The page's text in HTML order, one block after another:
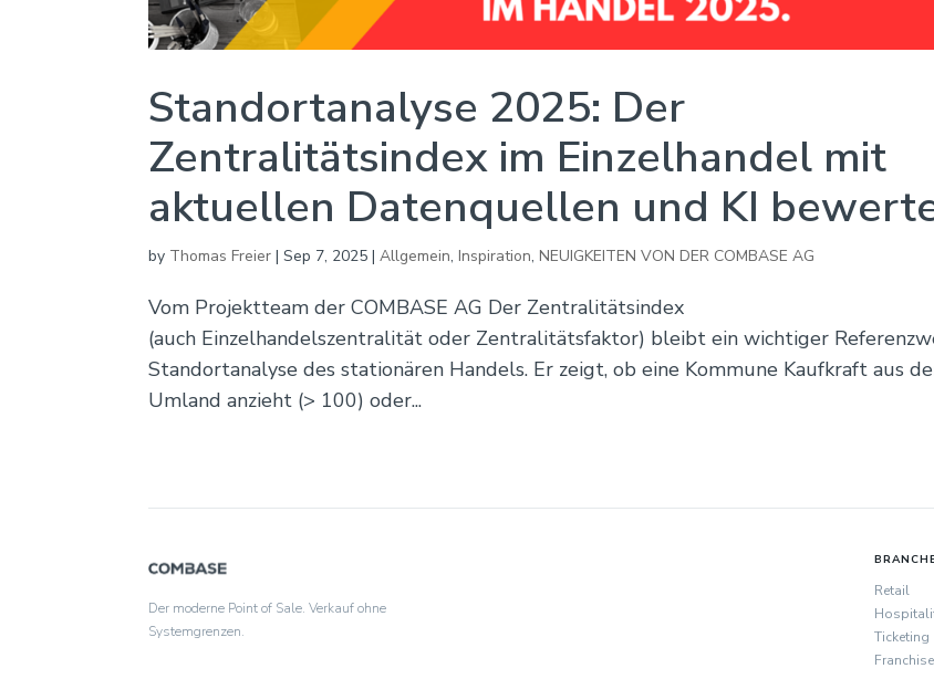
Standortanalyse 2025: Der
Zentralitätsindex im Einzelhandel mit
aktuellen Datenquellen und KI
by Thomas Freier |Sep 7, 2025 |Allgemein,Inspiration,NEUIGKEITEN VON DER COMBASE AG
Vom Projektteam der COMBASE AG Der Zentralitätsindex
(auch Einzelhandelszentralität oder Zentralitätsfaktor) bleibt ein wichtiger
Standortanalyse des stationären Handels. Er zeigt, ob eine Kommune Kaufkraft aus
Umland anzieht (> 100) oder...
Der moderne Point of Sale. Verkauf ohne
Systemgrenzen.
Retail
Ticketing
Franchise